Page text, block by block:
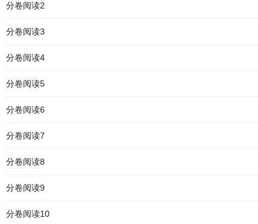
分卷阅读2
分卷阅读3
分卷阅读4
分卷阅读5
分卷阅读6
分卷阅读7
分卷阅读8
分卷阅读9
分卷阅读10